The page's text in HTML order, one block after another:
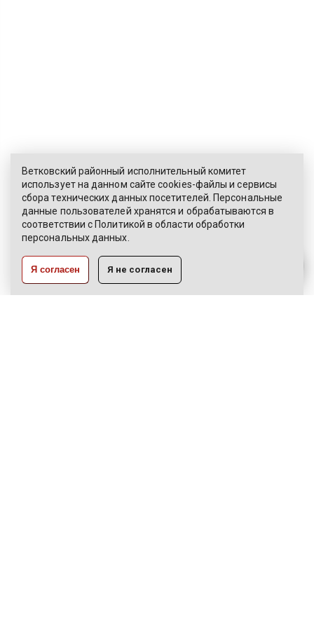
ЭЛЕКТРОННОЕ ОБРАЩЕНИЕ
КАРТА САЙТА
РАЗРАБОТКА:
ЦВР «Октябрьский»
Ветковский районный исполнительный комитет
использует на данном сайте cookies-файлы и сервисы
сбора технических данных посетителей. Персональные
данные пользователей хранятся и обрабатываются в
соответствии с Политикой в области обработки
персональных данных.
Я не согласен
Я согласен